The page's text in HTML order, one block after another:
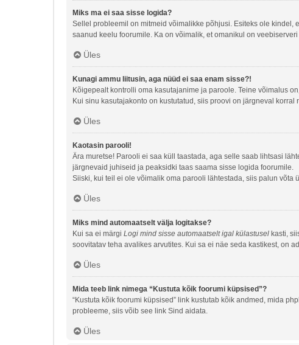
Miks ma ei saa sisse logida?
Sellel probleemil on mitmeid võimalikke põhjusi. Esiteks ole kindel,
saanud keelu foorumile. Ka on võimalik, et omanikul on
Üles
Kunagi ammu liitusin, aga nüüd ei saa enam sisse?!
Kõigepealt kontrolli oma kasutajanime ja paroole. Teine võimalus
Kui sinu kasutajakonto on kustutatud, siis proovi on järgneval
Üles
Kaotasin parooli!
Ära muretse! Parooli ei saa küll taastada, aga selle saab lihtsasi
järgnevaid juhiseid ja peaksidki taas saama sisse logida foorumile.
Siiski, kui teil ei ole võimalik oma parooli lähtestada, siis palun võta
Üles
Miks mind automaatselt välja logitakse?
Kui sa ei märgi Logi mind sisse automaatselt igal külastusel kasti,
soovitatav teha avalikes arvutites. Kui sa ei näe seda kastikest, on
Üles
Mida teeb link nimega “Kustuta kõik foorumi küpsised”?
“Kustuta kõik foorumi küpsised” link kustutab kõik andmed, mida
probleeme, siis võib see link Sind aidata.
Üles